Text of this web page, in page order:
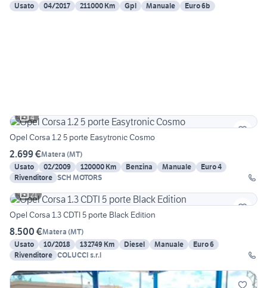
Usato
04/2017 211000 Km Gpl Manuale Euro 6b
4
Opel Corsa 1.2 5 porte Easytronic Cosmo
2.699 €Matera (MT)
Usato
02/2009 120000 Km Benzina Manuale
Euro 4
Rivenditore SCH MOTORS
21
Opel Corsa 1.3 CDTI 5 porte Black Edition
8.500 €Matera (MT)
Usato
10/2018 132749 Km Diesel Manuale
Euro 6
Rivenditore COLUCCI s.r.l